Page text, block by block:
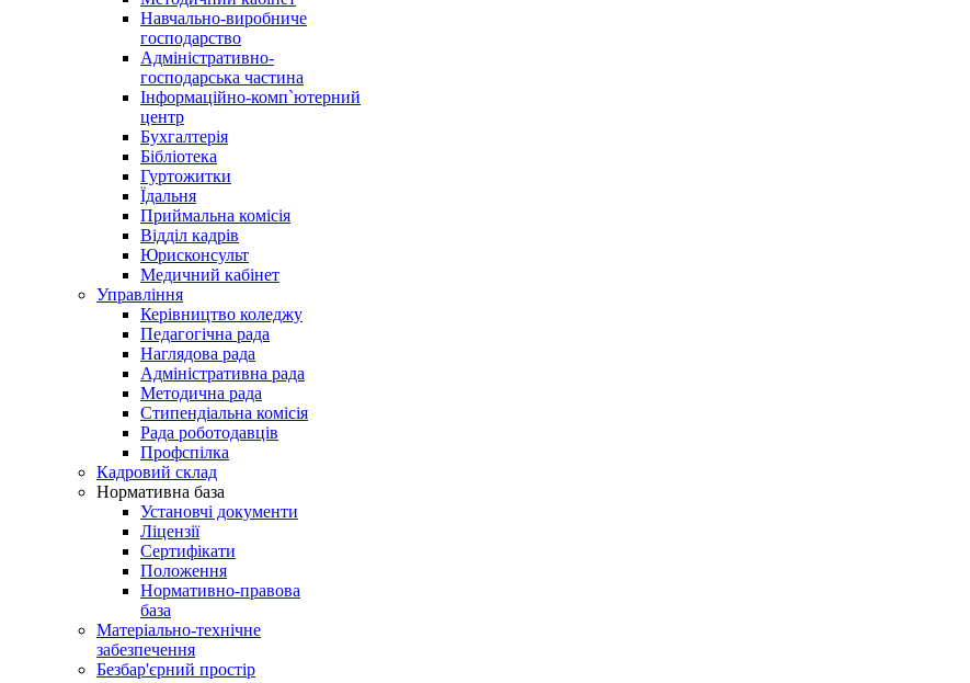
Навчально-виробниче
господарство
Адміністративно-
господарська частина
Інформаційно-комп`ютерний
центр
Бухгалтерія
Бібліотека
Гуртожитки
Їдальня
Приймальна комісія
Відділ кадрів
Юрисконсульт
Медичний кабінет
Управління
Керівництво коледжу
Педагогічна рада
Наглядова рада
Адміністративна рада
Методична рада
Стипендіальна комісія
Рада роботодавців
Профспілка
Кадровий склад
Нормативна база
Установчі документи
Ліцензії
Сертифікати
Положення
Нормативно-правова
база
Матеріально-технічне
забезпечення
Безбар'єрний простір